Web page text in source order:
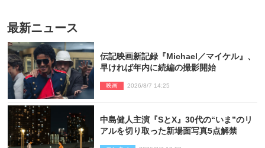
最新ニュース
伝記映画新記録『Michael／マイケル』、
早ければ年内に続編の撮影開始
映画 2026/8/7 14:25
中島健人主演『SとX』30代の“いま”のリ
アルを切り取った新場面写真5点解禁